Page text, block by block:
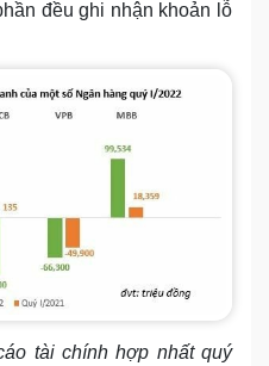
đều ghi nhận khoản lỗ
tài chính hợp nhất quý